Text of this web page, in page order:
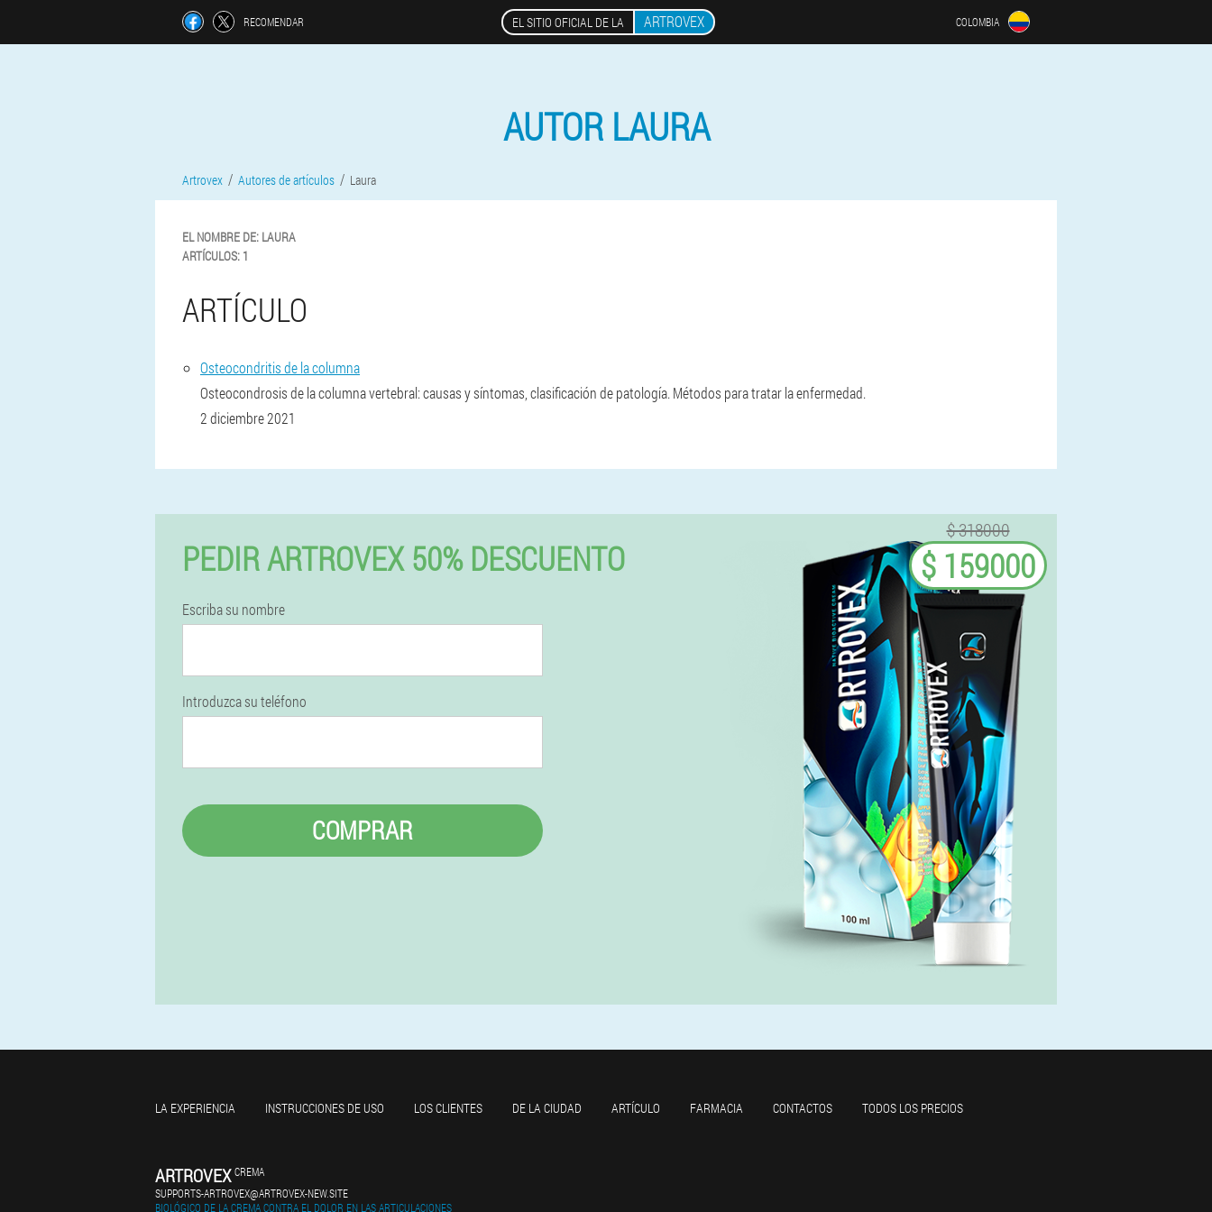
RECOMENDAR EL SITIO OFICIAL DE LA ARTROVEX COLOMBIA
AUTOR LAURA
Artrovex Autores de artículos Laura
EL NOMBRE DE: LAURA
ARTÍCULOS: 1
ARTÍCULO
Osteocondritis de la columna
Osteocondrosis de la columna vertebral: causas y síntomas, clasificación de patología. Métodos para tratar la enfermedad.
2 diciembre 2021
PEDIR ARTROVEX 50% DESCUENTO
Escriba su nombre
Introduzca su teléfono
COMPRAR
$ 318000
$ 159000
LA EXPERIENCIA INSTRUCCIONES DE USO LOS CLIENTES DE LA CIUDAD ARTÍCULO FARMACIA CONTACTOS TODOS LOS PRECIOS
ARTROVEX CREMA
SUPPORTS-ARTROVEX@ARTROVEX-NEW.SITE
BIOLÓGICO DE LA CREMA CONTRA EL DOLOR EN LAS ARTICULACIONES